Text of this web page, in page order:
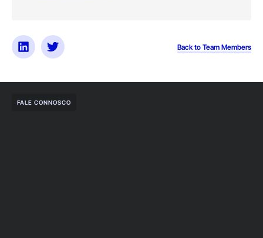
Back to Team Members
FALE CONNOSCO